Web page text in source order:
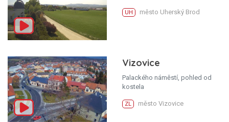
UH město Uherský Brod
Vizovice
Palackého náměstí, pohled od
kostela
ZL město Vizovice